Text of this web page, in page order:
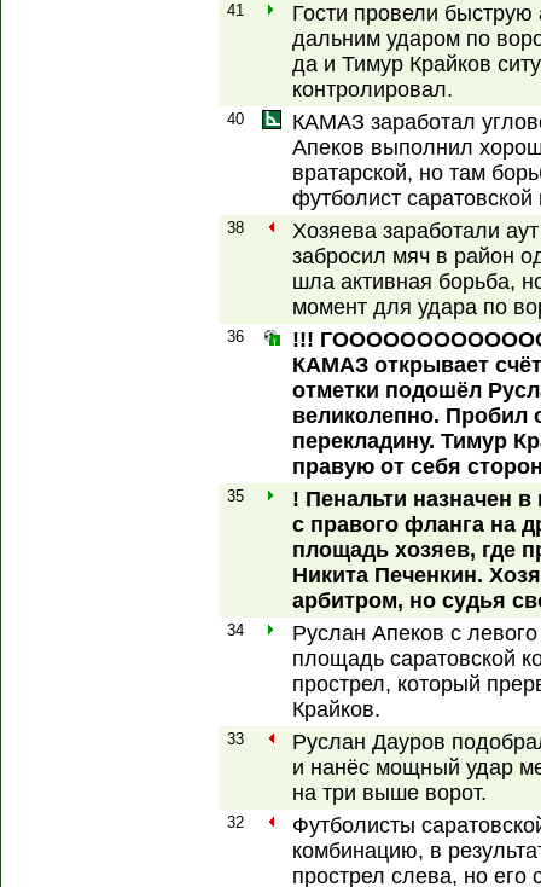
41
Гости провели быструю
дальним ударом по
да и Тимур Крайков
контролировал.
40
КАМАЗ заработал
Апеков выполнил
вратарской, но там
футболист
38
Хозяева заработали
забросил мяч в район
шла активная борьба,
момент для удара по
36
!!!
КАМАЗ открывает
отметки подошёл
великолепно. Пробил
перекладину. Тимур
правую от себя
35
! Пенальти назначен
с правого фланга на
площадь хозяев, где
Никита Печенкин.
арбитром, но судья
34
Руслан Апеков с
площадь саратовской
прострел, который
Крайков.
33
Руслан Дауров
и нанёс мощный удар
на три выше ворот.
32
Футболисты
комбинацию, в
прострел слева, но